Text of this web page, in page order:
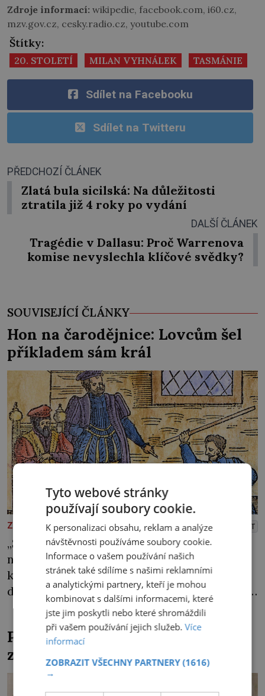
Zdroje informací: wikipedie, facebook.com, i60.cz,
mzv.gov.cz, cesky.radio.cz, youtube.com
Štítky:
20. STOLETÍ MILAN VYHNÁLEK TASMÁNIE
Sdílet na Facebooku
Sdílet na Twitteru
PŘEDCHOZÍ ČLÁNEK
Zlatá bula sicilská: Na důležitosti
ztratila již 4 roky po vydání
DALŠÍ ČLÁNEK
Tragédie v Dallasu: Proč Warrenova
komise nevyslechla klíčové svědky?
SOUVISEJÍCÍ ČLÁNKY
Hon na čarodějnice: Lovcům šel
příkladem sám král
ZAJÍMAVOSTI PREMIUM PŘEHRÁT
„Sestřičky, sudičky, v dlaně dlaň, vedem se,
nesem se přes moře, pláň, kouzlo teď točme
kol a kol.“ Čarodějnice na scéně deklamují a
diváci v hledišti napětím ani nedýchají. Píše
se rok 1606 a populární anglický dramatik
William Shakespeare uvádí svou Tragédii o
Macbethovi. Napsal ji pro krále Jakuba I.,
jenž v roce 1603 vystřídal […]
Pohřbili kancléře z Mitrovic
zaživa?
Tyto webové stránky
používají soubory cookie.
K personalizaci obsahu, reklam a analýze
návštěvnosti používáme soubory cookie.
Informace o vašem používání našich
stránek také sdílíme s našimi reklamními
a analytickými partnery, kteří je mohou
kombinovat s dalšími informacemi, které
jste jim poskytli nebo které shromáždili
při vašem používání jejich služeb.Více
informací
ZOBRAZIT VŠECHNY PARTNERY(1616)
→